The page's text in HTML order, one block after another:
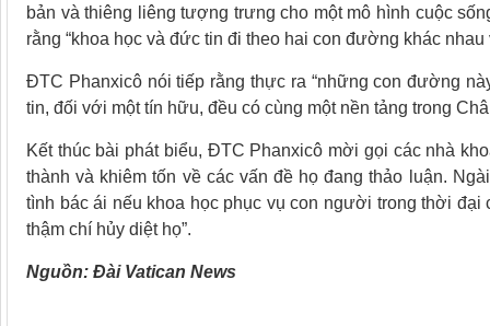
bản và thiêng liêng tượng trưng cho một mô hình cuộc
rằng “khoa học và đức tin đi theo hai con đường khác
ĐTC Phanxicô nói tiếp rằng thực ra “những con đường
tin, đối với một tín hữu, đều có cùng một nền tảng trong
Kết thúc bài phát biểu, ĐTC Phanxicô mời gọi các nhà
thành và khiêm tốn về các vấn đề họ đang thảo luận.
tình bác ái nếu khoa học phục vụ con người trong thời
thậm chí hủy diệt họ”.
Nguồn: Đài Vatican News